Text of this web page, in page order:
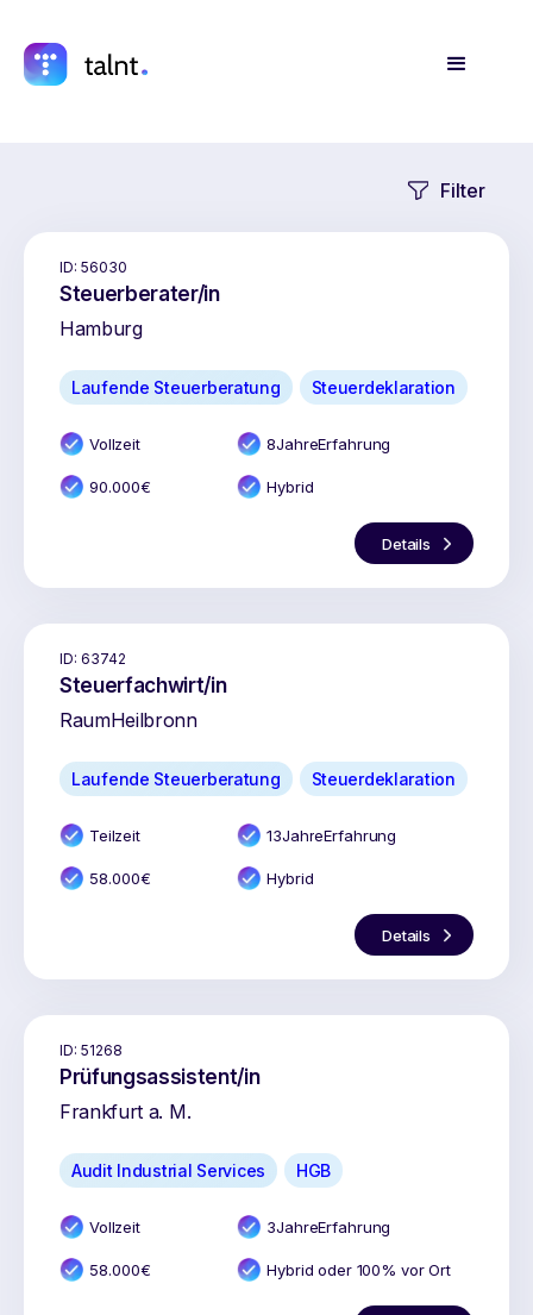
Filter
ID: 56030
Steuerberater/in
Hamburg
Laufende Steuerberatung Steuerdeklaration
Vollzeit 8JahreErfahrung
90.000€ Hybrid
Details
ID: 63742
Steuerfachwirt/in
RaumHeilbronn
Laufende Steuerberatung Steuerdeklaration
Teilzeit 13JahreErfahrung
58.000€ Hybrid
Details
ID: 51268
Prüfungsassistent/in
Frankfurt a. M.
Audit Industrial Services HGB
Vollzeit 3JahreErfahrung
58.000€ Hybrid oder 100% vor Ort